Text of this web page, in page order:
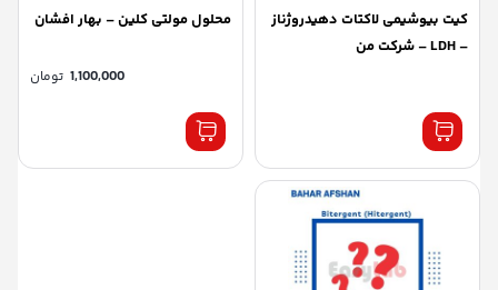
کیت بیوشیمی لاکتات دهیدروژناز
– LDH – شرکت من
محلول مولتی کلین – بهار افشان
1,100,000 تومان